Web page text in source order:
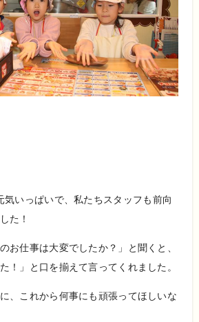
気いっぱいで、私たちスタッフも前向
た！
お仕事は大変でしたか？」と聞くと、
！」と口を揃えて言ってくれました。
、これから何事にも頑張ってほしいな